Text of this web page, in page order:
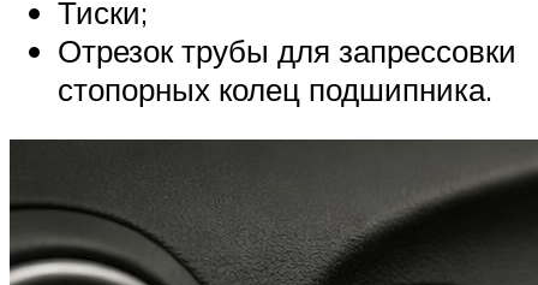
Тиски;
Отрезок трубы для запрессовки
стопорных колец подшипника.